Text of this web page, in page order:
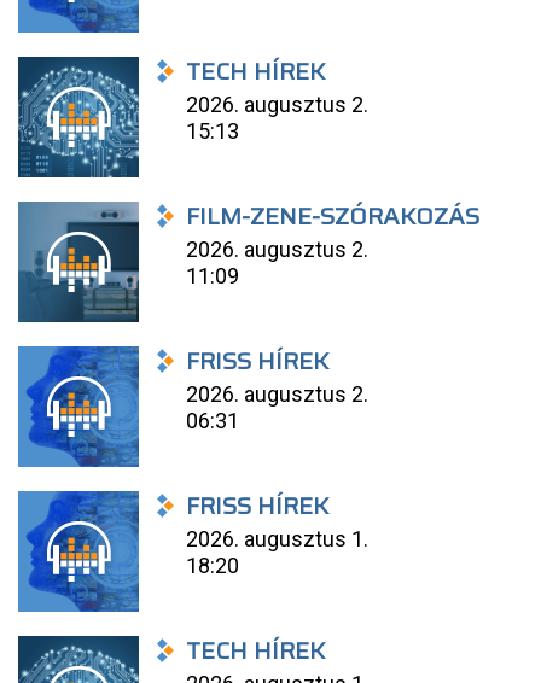
TECH HÍREK
2026. augusztus 2.
15:13
FILM-ZENE-SZÓRAKOZÁS
2026. augusztus 2.
11:09
FRISS HÍREK
2026. augusztus 2.
06:31
FRISS HÍREK
2026. augusztus 1.
18:20
TECH HÍREK